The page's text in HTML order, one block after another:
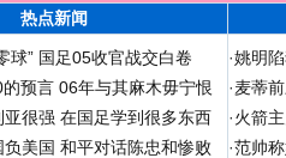
热点新闻
球” 国足05收官战交白卷
预言 06年与其麻木毋宁恨
很强 在国足学到很多东西
美国 和平对话陈忠和惨败
·姚明
·麦蒂
·火箭
·范帅